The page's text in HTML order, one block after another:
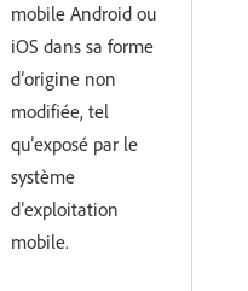
mobile Android ou
iOS dans sa forme
d’origine non
modifiée, tel
qu’exposé par le
système
d’exploitation
mobile.